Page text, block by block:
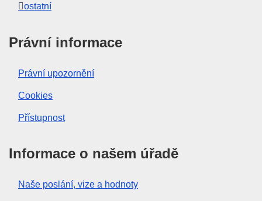
ostatní
Právní informace
Právní upozornění
Cookies
Přístupnost
Informace o našem úřadě
Naše poslání, vize a hodnoty